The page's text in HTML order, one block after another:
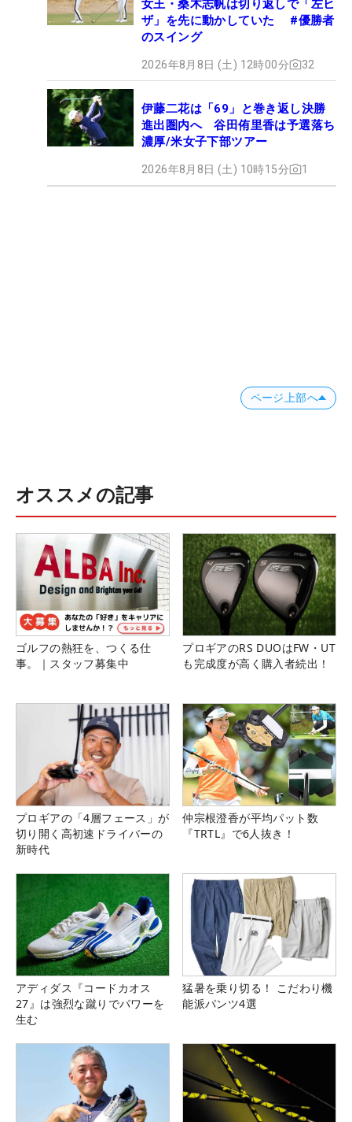
女王・桑木志帆は切り返しで「左ヒ
ザ」を先に動かしていた #優勝者
のスイング
2026年8月8日 (土) 12時00分 32
伊藤二花は「69」と巻き返し決勝
進出圏内へ 谷田侑里香は予選落ち
濃厚/米女子下部ツアー
2026年8月8日 (土) 10時15分 1
ページ上部へ
オススメの記事
ゴルフの熱狂を、つくる仕
事。｜スタッフ募集中
プロギアのRS DUOはFW・UT
も完成度が高く購入者続出！
プロギアの「4層フェース」が
切り開く高初速ドライバーの
新時代
仲宗根澄香が平均パット数
『TRTL』で6人抜き！
アディダス『コードカオス
27』は強烈な蹴りでパワーを
生む
猛暑を乗り切る！ こだわり機
能派パンツ4選